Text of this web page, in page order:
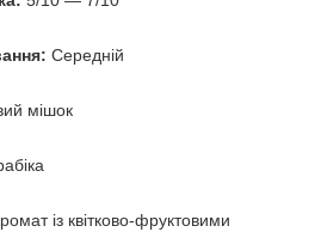
Середній
мішок
із квітково-фруктовими